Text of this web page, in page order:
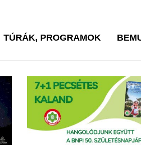
TÚRÁK, PROGRAMOK